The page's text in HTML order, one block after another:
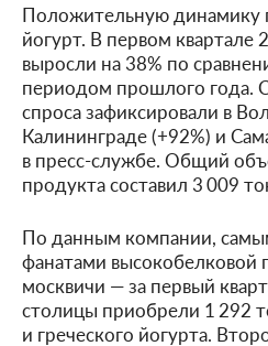
Положительную динамику
йогурт. В первом квартале
выросли на 38% по
периодом прошлого года.
спроса зафиксировали в
Калининграде (+92%) и
в пресс-службе. Общий
продукта составил 3 009
По данным компании,
фанатами высокобелковой
москвичи — за первый
столицы приобрели 1 292
и греческого йогурта.